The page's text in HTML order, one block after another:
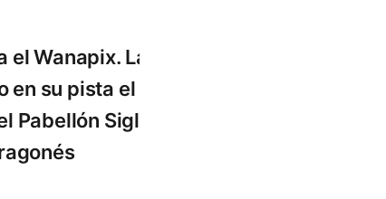
Wanapix. La
su pista el Full
Siglo XXI